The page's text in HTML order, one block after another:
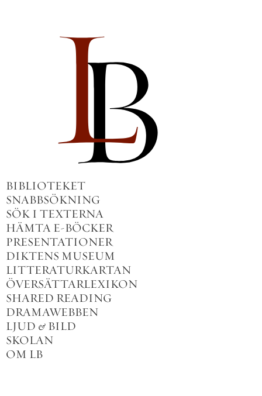
BIBLIOTEKET
SNABBSÖKNING
SÖK I TEXTERNA
HÄMTA E-BÖCKER
PRESENTATIONER
DIKTENS MUSEUM
LITTERATURKARTAN
ÖVERSÄTTARLEXIKON
SHARED READING
DRAMAWEBBEN
LJUD & BILD
SKOLAN
OM LB